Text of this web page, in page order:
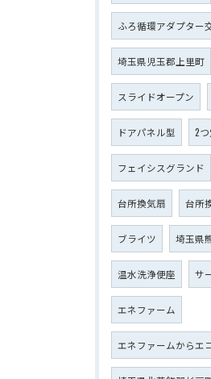
ふろ循環アダプター
埼玉県児玉郡上里町
スライドオープン
ドアパネル型 2
フェイシスグランド
台所換気扇 台所
ブライツ 埼玉県
温水洗浄便座 サ
エネファーム
エネファームからエ